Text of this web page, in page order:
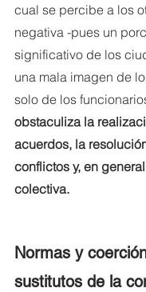
cual se percibe a los
negativa -pues un
significativo de los
una mala imagen de
solo de los
obstaculiza la
acuerdos, la
conflictos y, en
colectiva.
Normas y
sustitutos de la